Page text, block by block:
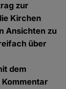
zur
Kirchen
Ansichten zu
über
dem